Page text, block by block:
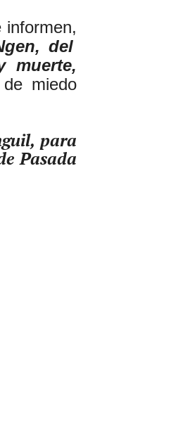
informen,
del
muerte,
miedo
para
Pasada